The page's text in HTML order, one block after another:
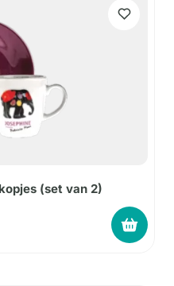
(set van 2)